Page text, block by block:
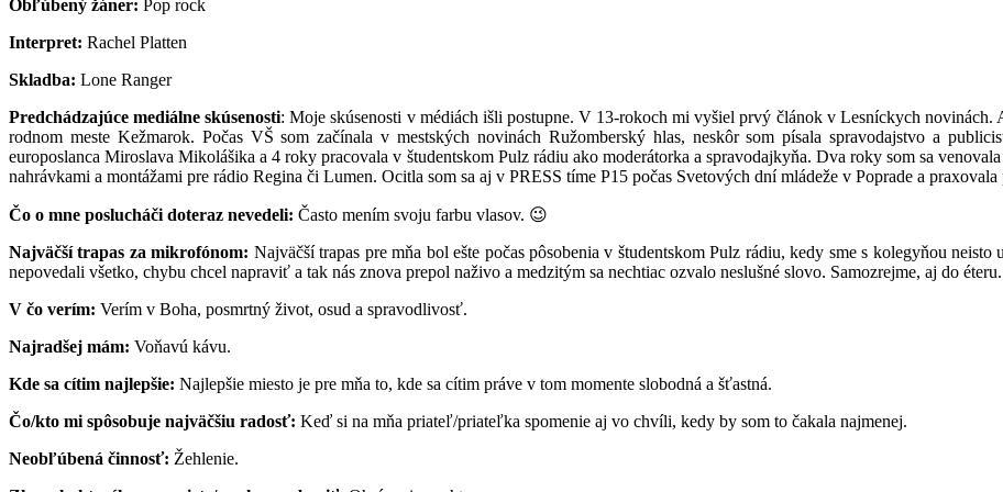
Obľúbený žáner: Pop rock
Interpret: Rachel Platten
Skladba: Lone Ranger
Predchádzajúce mediálne skúsenosti: Moje skúsenosti v médiách išli postupne. V 13-rokoch mi vyšiel prvý článok v Lesníckych
rodnom meste Kežmarok. Počas VŠ som začínala v mestských novinách Ružomberský hlas, neskôr som písala spravodajstvo a
europoslanca Miroslava Mikolášika a 4 roky pracovala v študentskom Pulz rádiu ako moderátorka a spravodajkyňa. Dva roky som sa
nahrávkami a montážami pre rádio Regina či Lumen. Ocitla som sa aj v PRESS tíme P15 počas Svetových dní mládeže v Poprade a
Čo o mne poslucháči doteraz nevedeli: Často mením svoju farbu vlasov. 😉
Najväčší trapas za mikrofónom: Najväčší trapas pre mňa bol ešte počas pôsobenia v študentskom Pulz rádiu, kedy sme s kolegyňou
nepovedali všetko, chybu chcel napraviť a tak nás znova prepol naživo a medzitým sa nechtiac ozvalo neslušné slovo. Samozrejme, aj do éteru.
V čo verím: Verím v Boha, posmrtný život, osud a spravodlivosť.
Najradšej mám: Voňavú kávu.
Kde sa cítim najlepšie: Najlepšie miesto je pre mňa to, kde sa cítim práve v tom momente slobodná a šťastná.
Čo/kto mi spôsobuje najväčšiu radosť: Keď si na mňa priateľ/priateľka spomenie aj vo chvíli, kedy by som to čakala najmenej.
Neobľúbená činnosť: Žehlenie.